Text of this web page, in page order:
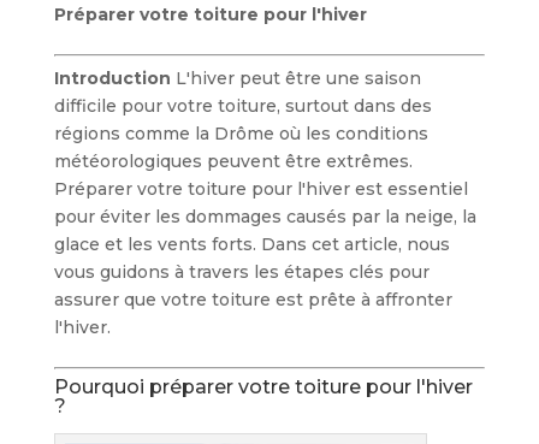
Préparer votre toiture pour l'hiver
Introduction L'hiver peut être une saison
difficile pour votre toiture, surtout dans des
régions comme la Drôme où les conditions
météorologiques peuvent être extrêmes.
Préparer votre toiture pour l'hiver est essentiel
pour éviter les dommages causés par la neige, la
glace et les vents forts. Dans cet article, nous
vous guidons à travers les étapes clés pour
assurer que votre toiture est prête à affronter
l'hiver.
Pourquoi préparer votre toiture pour l'hiver
?